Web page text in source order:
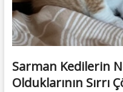
Sarman Kedilerin
Olduklarının Sırrı